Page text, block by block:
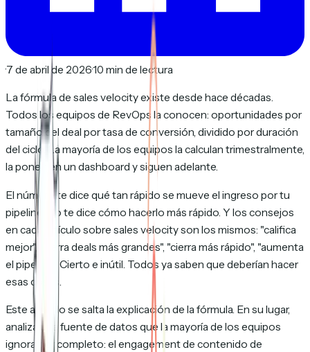
·7 de abril de 2026·10 min de lectura
La fórmula de sales velocity existe desde hace décadas.
Todos los equipos de RevOps la conocen: oportunidades por
tamaño del deal por tasa de conversión, dividido por duración
del ciclo. La mayoría de los equipos la calculan trimestralmente,
la ponen en un dashboard y siguen adelante.
El número te dice qué tan rápido se mueve el ingreso por tu
pipeline. No te dice cómo hacerlo más rápido. Y los consejos
en cada artículo sobre sales velocity son los mismos: "califica
mejor", "cierra deals más grandes", "cierra más rápido", "aumenta
el pipeline." Cierto e inútil. Todos ya saben que deberían hacer
esas cosas.
Este artículo se salta la explicación de la fórmula. En su lugar,
analiza una fuente de datos que la mayoría de los equipos
ignora por completo: el engagement de contenido de